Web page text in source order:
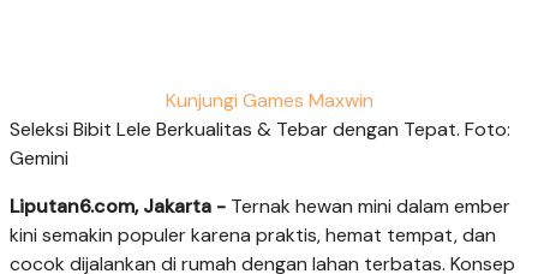
Kunjungi Games Maxwin
Seleksi Bibit Lele Berkualitas & Tebar dengan Tepat. Foto:
Gemini
Liputan6.com, Jakarta - Ternak hewan mini dalam ember
kini semakin populer karena praktis, hemat tempat, dan
cocok dijalankan di rumah dengan lahan terbatas. Konsep